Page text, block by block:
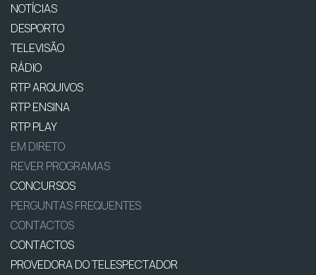
NOTÍCIAS
DESPORTO
TELEVISÃO
RÁDIO
RTP ARQUIVOS
RTP ENSINA
RTP PLAY
EM DIRETO
REVER PROGRAMAS
CONCURSOS
PERGUNTAS FREQUENTES
CONTACTOS
CONTACTOS
PROVEDORA DO TELESPECTADOR